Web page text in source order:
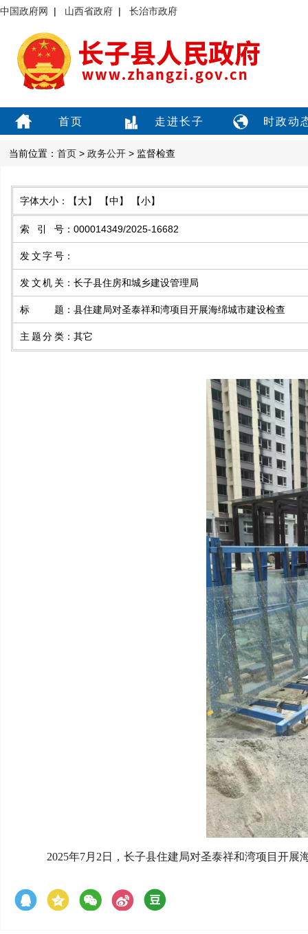
中国政府网 | 山西省政府 | 长治市政府
首页 走进长子 时政动
当前位置： 首页 > 政务公开 > 监督检查
字体大小： 【大】 【中】 【小】
索引号 ： 000014349/2025-16682
发文字号 ：
发文机关 ： 长子县住房和城乡建设管理局
标题 ： 县住建局对圣泰祥和湾项目开展海绵城市建设检查
主题分类 ： 其它
2025年7月2日，长子县住建局对圣泰祥和湾项目开展